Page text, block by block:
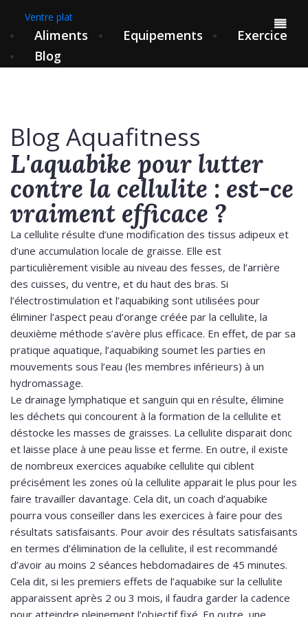
Ventre plat
Aliments Equipements
Exercice
Blog
Blog Aquafitness
L'aquabike pour lutter
contre la cellulite : est-ce
vraiment efficace ?
La cellulite résulte d’une modification des tissus adipeux et
d’une accumulation locale de graisse. Elle est
particulièrement visible au niveau des fesses, de l’arrière
des cuisses, du ventre, et du haut des bras. Si
l’électrostimulation et l’aquabiking sont utilisées pour
éliminer l’aspect peau d’orange créée par la cellulite, la
deuxième méthode s’avère plus efficace. En effet, de par sa
pratique aquatique, l’aquabiking soumet les parties en
mouvements sous l’eau (les membres inférieurs) à un
hydromassage.
Le drainage lymphatique et sanguin qui en résulte, élimine
les déchets qui concourent à la formation de la cellulite et
déstocke les masses de graisses. La cellulite disparait donc
et laisse place à une peau lisse et ferme. En outre, il existe
de nombreux exercices aquabike cellulite qui ciblent
précisément les zones où la cellulite apparait le plus pour les
faire travailler davantage. Cela dit, un coach d’aquabike
pourra vous conseiller dans les exercices à faire pour des
résultats satisfaisants. Pour avoir des résultats satisfaisants
en termes d’élimination de la cellulite, il est recommandé
d’avoir au moins 2 séances hebdomadaires de 45 minutes.
Cela dit, si les premiers effets de l’aquabike sur la cellulite
apparaissent après 2 ou 3 mois, il faudra garder la cadence
pour atteindre pleinement l’objectif fixé. En outre, une